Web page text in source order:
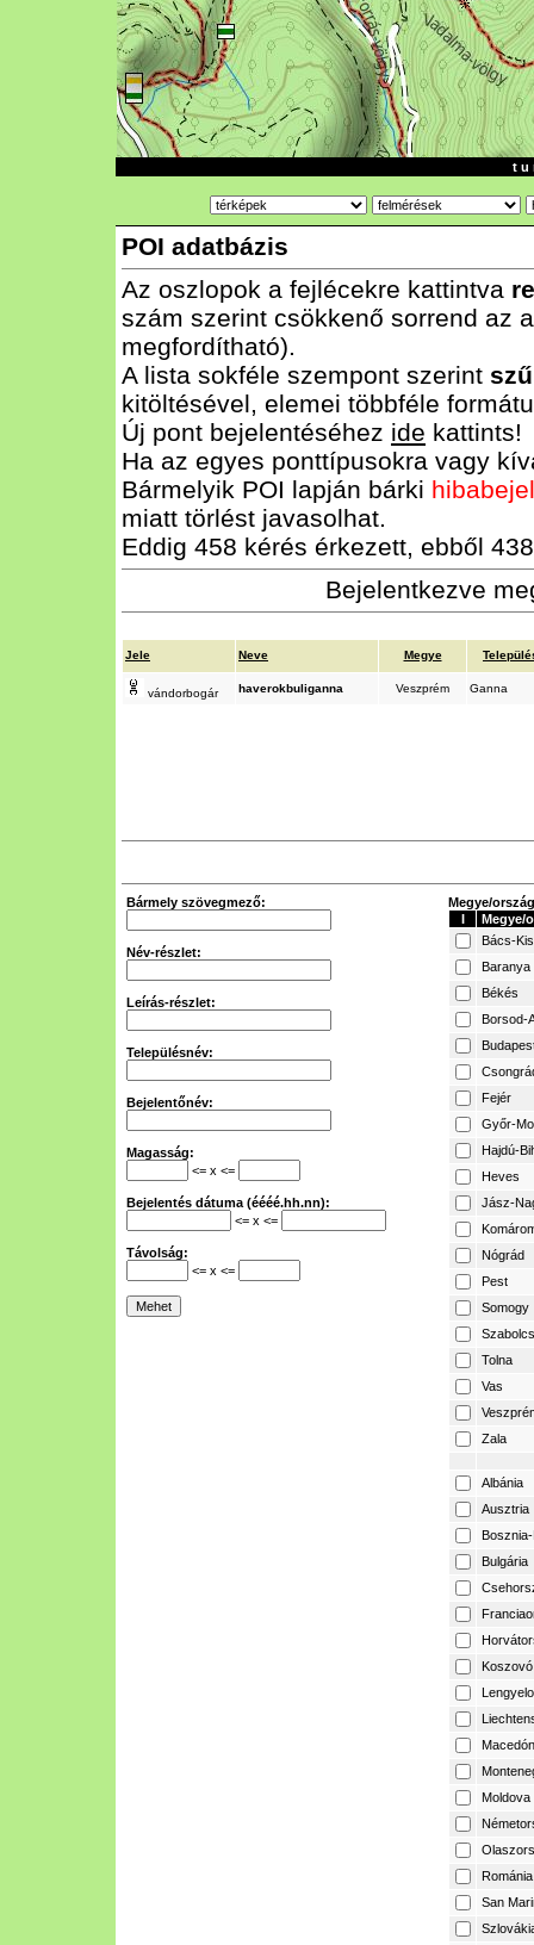
t u
POI adatbázis
Az oszlopok a fejlécekre kattintva
szám szerint csökkenő sorrend az
megfordítható).
A lista sokféle szempont szerint
kitöltésével, elemei többféle
Új pont bejelentéséhez ide kattints!
Ha az egyes ponttípusokra vagy
Bármelyik POI lapján bárki
miatt törlést javasolhat.
Eddig 458 kérés érkezett, ebből
Bejelentkezve
Jele Neve Megye
vándorbogár haverokbuliganna Veszprém Ganna
Bármely szövegmező:
Név-részlet:
Leírás-részlet:
Településnév:
Bejelentőnév:
Magasság:
<= x <=
Bejelentés dátuma (éééé.hh.nn):
<= x <=
Távolság:
<= x <=
Megye/
I
Megye/
Bács-
Baranya
Békés
Borsod-
Fejér
Győr-
Hajdú-
Heves
Jász-
Nógrád
Pest
Somogy
Tolna
Vas
Zala
Albánia
Ausztria
Bulgária
Koszovó
Moldova
Románia
San